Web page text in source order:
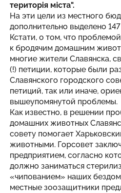
територія міста".
На эти цели из местного
дополнительно выделено
Кстати, о том, что
к бродячим домашним
многие жители Славянска,
(!) петиции, которые были
Славянского городского
петиций, так или иначе,
вышеупомянутой проблемы.
Как известно, в решении
домашних животных
совету помогает
животными. Горсовет
предприятием, согласно
должно заниматься
«чипованием» наших
местные зоозащитники